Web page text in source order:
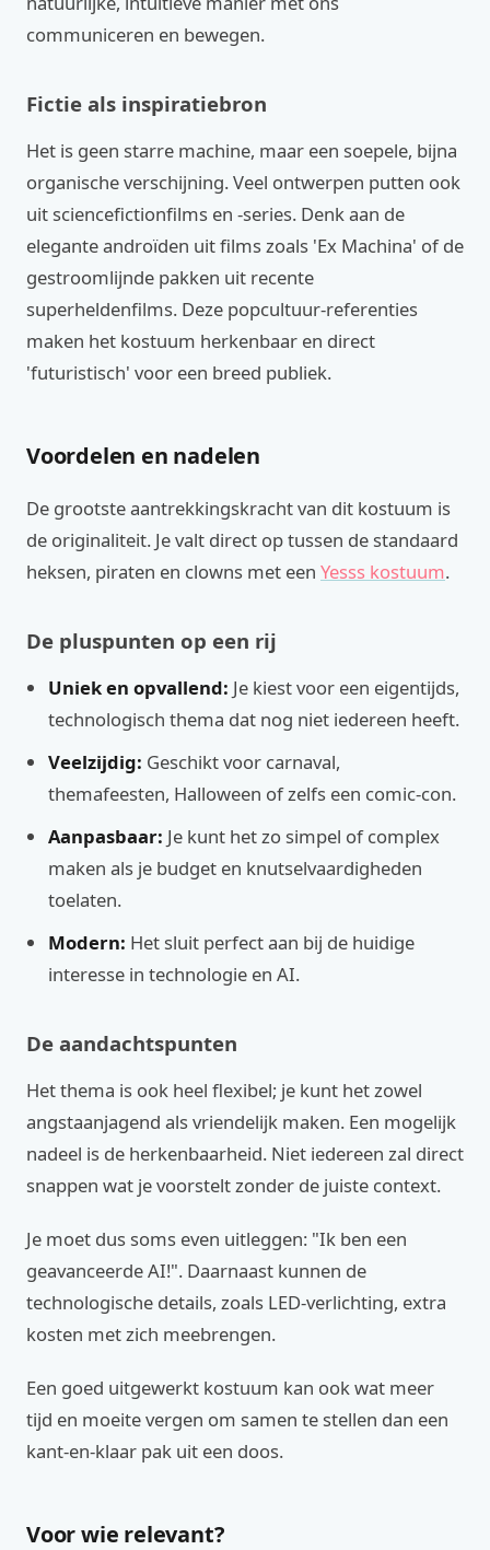
communiceren en bewegen.
Fictie als inspiratiebron
Het is geen starre machine, maar een soepele, bijna
organische verschijning. Veel ontwerpen putten ook
uit sciencefictionfilms en -series. Denk aan de
elegante androïden uit films zoals 'Ex Machina' of de
gestroomlijnde pakken uit recente
superheldenfilms. Deze popcultuur-referenties
maken het kostuum herkenbaar en direct
'futuristisch' voor een breed publiek.
Voordelen en nadelen
De grootste aantrekkingskracht van dit kostuum is
de originaliteit. Je valt direct op tussen de standaard
heksen, piraten en clowns met een Yesss kostuum.
De pluspunten op een rij
Uniek en opvallend: Je kiest voor een eigentijds,
technologisch thema dat nog niet iedereen heeft.
Veelzijdig: Geschikt voor carnaval,
themafeesten, Halloween of zelfs een comic-con.
Aanpasbaar: Je kunt het zo simpel of complex
maken als je budget en knutselvaardigheden
toelaten.
Modern: Het sluit perfect aan bij de huidige
interesse in technologie en AI.
De aandachtspunten
Het thema is ook heel flexibel; je kunt het zowel
angstaanjagend als vriendelijk maken. Een mogelijk
nadeel is de herkenbaarheid. Niet iedereen zal direct
snappen wat je voorstelt zonder de juiste context.
Je moet dus soms even uitleggen: "Ik ben een
geavanceerde AI!". Daarnaast kunnen de
technologische details, zoals LED-verlichting, extra
kosten met zich meebrengen.
Een goed uitgewerkt kostuum kan ook wat meer
tijd en moeite vergen om samen te stellen dan een
kant-en-klaar pak uit een doos.
Voor wie relevant?